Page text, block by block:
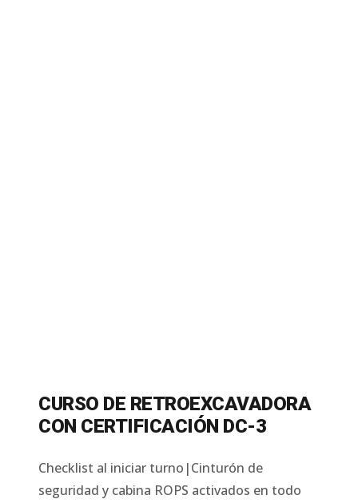
CURSO DE RETROEXCAVADORA
CON CERTIFICACIÓN DC-3
Checklist al iniciar turno|Cinturón de
seguridad y cabina ROPS activados en todo